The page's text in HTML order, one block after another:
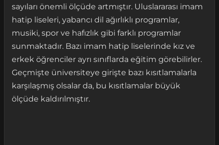
sayıları önemli ölçüde artmıştır. Uluslararası imam
hatip liseleri, yabancı dil ağırlıklı programlar,
musiki, spor ve hafızlık gibi farklı programlar
sunmaktadır. Bazı imam hatip liselerinde kız ve
erkek öğrenciler ayrı sınıflarda eğitim görebilirler.
Geçmişte üniversiteye girişte bazı kısıtlamalarla
karşılaşmış olsalar da, bu kısıtlamalar büyük
ölçüde kaldırılmıştır.